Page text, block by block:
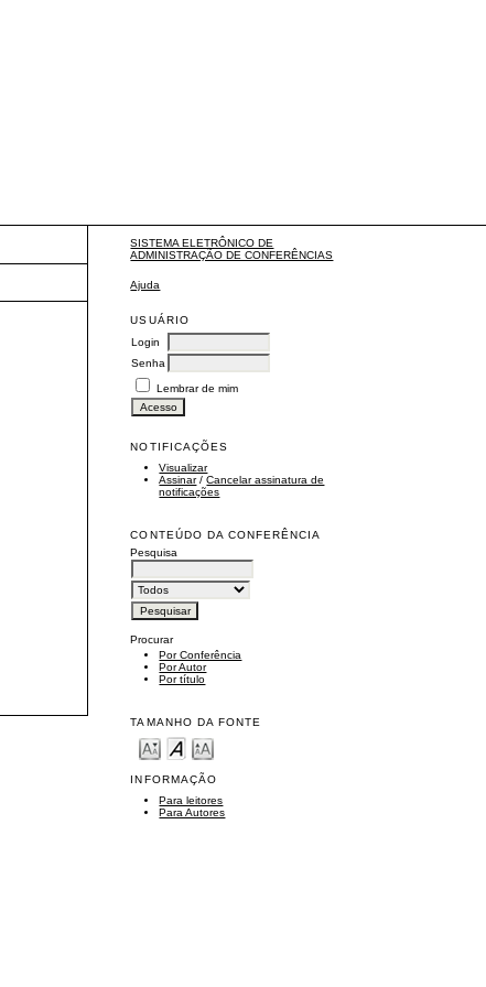
SISTEMA ELETRÔNICO DE
ADMINISTRAÇÃO DE CONFERÊNCIAS
Ajuda
USUÁRIO
Login
Senha
Lembrar de mim
NOTIFICAÇÕES
Visualizar
Assinar/Cancelar assinatura de
notificações
CONTEÚDO DA CONFERÊNCIA
Pesquisa
Procurar
Por Conferência
Por Autor
Por título
TAMANHO DA FONTE
INFORMAÇÃO
Para leitores
Para Autores